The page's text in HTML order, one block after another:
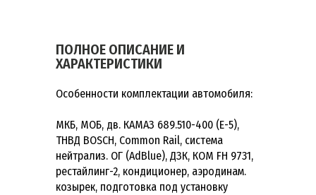
ПОЛНОЕ ОПИСАНИЕ И
ХАРАКТЕРИСТИКИ
Особенности комплектации автомобиля:
МКБ, МОБ, дв. КАМАЗ 689.510-400 (Е-5),
ТНВД BOSCH, Common Rail, система
нейтрализ. ОГ (AdBlue), ДЗК, КОМ FH 9731,
рестайлинг-2, кондиционер, аэродинам.
козырек, подготовка под установку